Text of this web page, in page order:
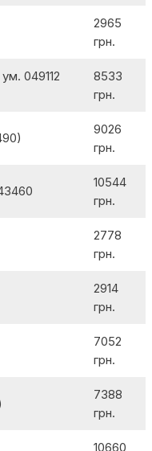
2965
грн.
049112
8533
грн.
9026
грн.
10544
грн.
2778
грн.
2914
грн.
7052
грн.
7388
грн.
10660